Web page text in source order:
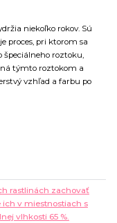
niekoľko rokov. Sú
proces, pri ktorom sa
špeciálneho roztoku,
týmto roztokom a
vzhľad a farbu po
rastlinách zachovať
ich v miestnostiach s
vlhkosti 65 %.